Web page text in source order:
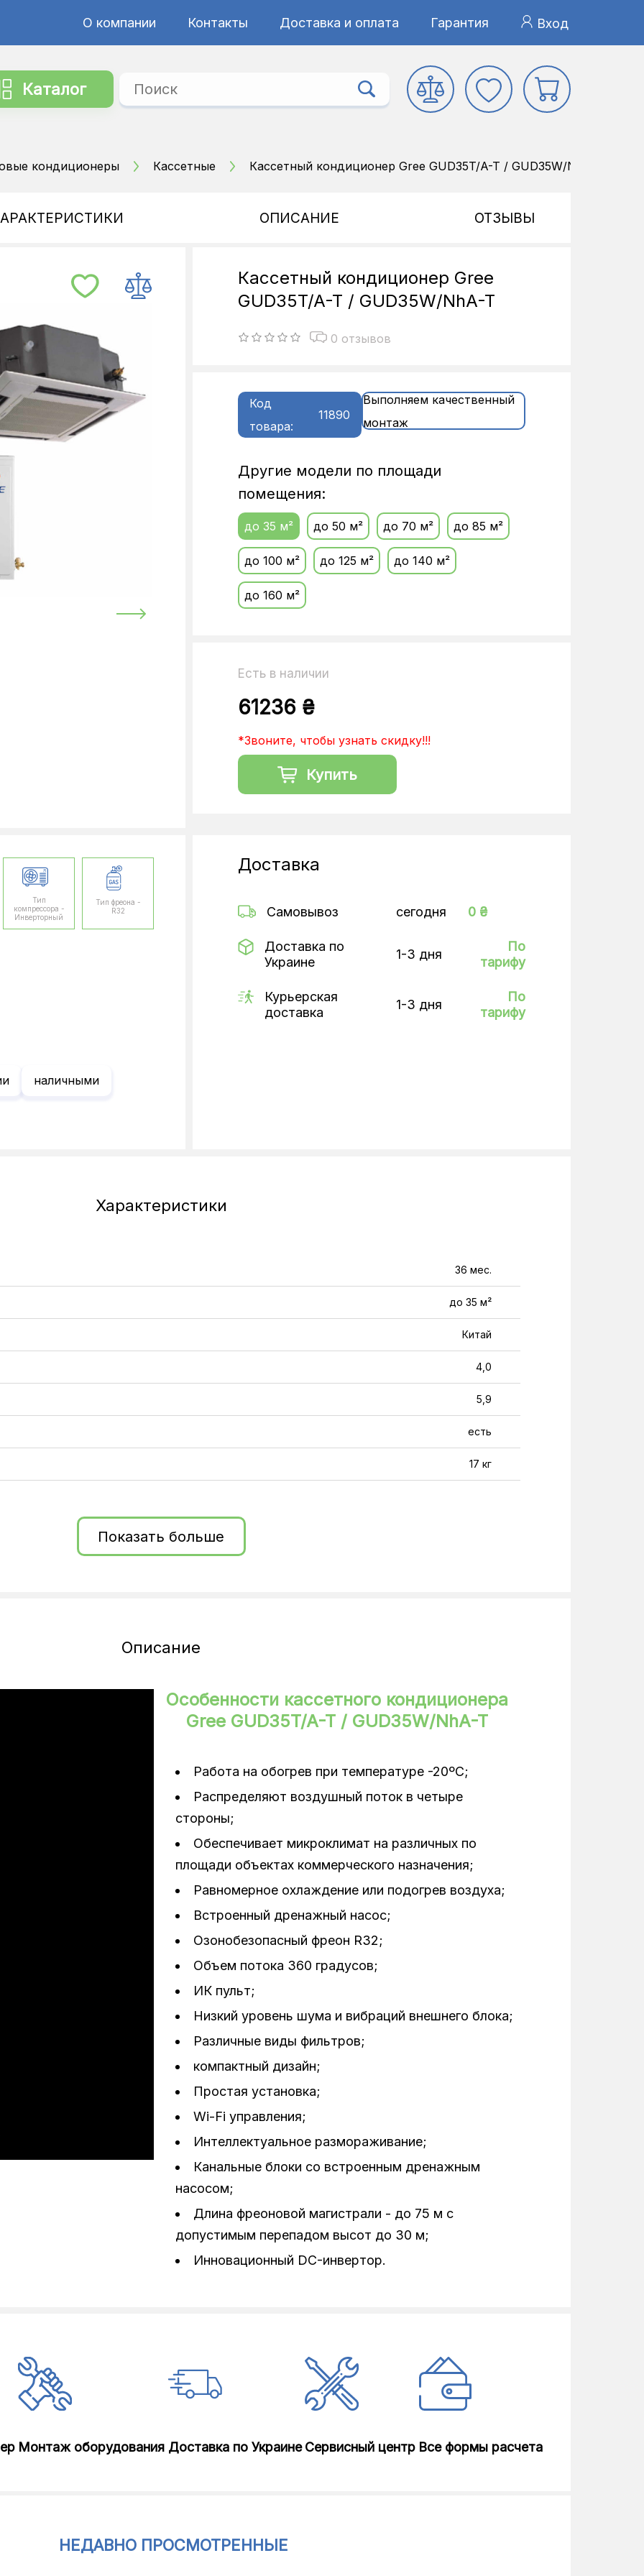
О компании Контакты Доставка и оплата Гарантия Вход
Каталог
кондиционеры Кассетные Кассетный кондиционер Gree GUD35T/A-T / GUD35W/NhA-T
ОПИСАНИЕ ОТЗЫВЫ
Тип
компрессора -
Инверторный
Тип фреона -
R32
наличными
Кассетный кондиционер Gree
GUD35T/A-T / GUD35W/NhA-T
0 отзывов
Код
товара:
11890
Выполняем качественный
монтаж
Другие модели по площади
помещения:
до 35 м² до 50 м² до 70 м² до 85 м²
до 100 м² до 125 м² до 140 м²
до 160 м²
Есть в наличии
61236 ₴
*Звоните, чтобы узнать скидку!!!
Купить
Доставка
Самовывоз сегодня 0 ₴
Доставка по
Украине
1-3 дня
По
тарифу
Курьерская
доставка
1-3 дня
По
тарифу
Характеристики
36 мес.
до 35 м²
Китай
4,0
5,9
есть
17 кг
1,0/1,05 кВт
Инверторный
50 Гц
R32
Показать больше
Описание
Особенности кассетного кондиционера
Gree GUD35T/A-T / GUD35W/NhA-T
Работа на обогрев при температуре -20ºС;
Распределяют воздушный поток в четыре
стороны;
Обеспечивает микроклимат на различных по
площади объектах коммерческого назначения;
Равномерное охлаждение или подогрев воздуха;
Встроенный дренажный насос;
Озонобезопасный фреон R32;
Объем потока 360 градусов;
ИК пульт;
Низкий уровень шума и вибраций внешнего блока;
Различные виды фильтров;
компактный дизайн;
Простая установка;
Wi-Fi управления;
Интеллектуальное размораживание;
Канальные блоки со встроенным дренажным
насосом;
Длина фреоновой магистрали - до 75 м с
допустимым перепадом высот до 30 м;
Инновационный DC-инвертор.
Монтаж оборудования Доставка по Украине Сервисный центр Все формы расчета
НЕДАВНО ПРОСМОТРЕННЫЕ